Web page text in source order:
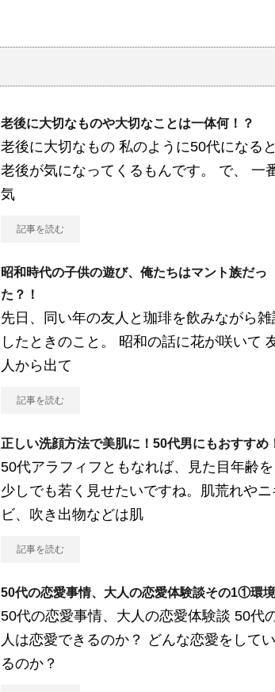
老後に大切なものや大切なことは一体何！？
老後に大切なもの 私のように50代になると
老後が気になってくるもんです。 で、 一
気
記事を読む
昭和時代の子供の遊び、俺たちはマント族だっ
た？！
先日、同い年の友人と珈琲を飲みながら雑
したときのこと。 昭和の話に花が咲いて
人から出て
記事を読む
正しい洗顔方法で美肌に！50代男にもおすすめ
50代アラフィフともなれば、見た目年齢を
少しでも若く見せたいですね。肌荒れやニ
ビ、吹き出物などは肌
記事を読む
50代の恋愛事情、大人の恋愛体験談その1①環境
50代の恋愛事情、大人の恋愛体験談 50代
人は恋愛できるのか？ どんな恋愛をしてい
るのか？